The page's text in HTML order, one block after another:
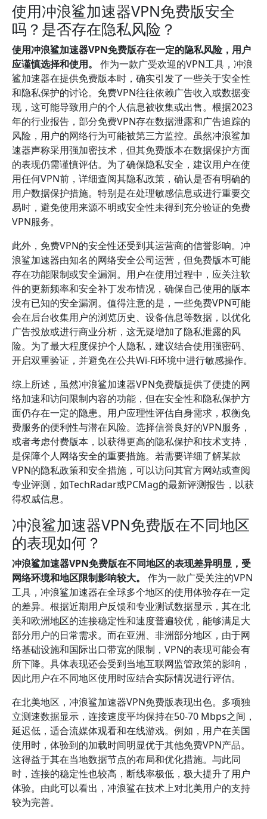
使用冲浪鲨加速器VPN免费版安全
吗？是否存在隐私风险？
使用冲浪鲨加速器VPN免费版存在一定的隐私风险，用户
应谨慎选择和使用。
作为一款广受欢迎的VPN工具，冲浪
鲨加速器在提供免费版本时，确实引发了一些关于安全性
和隐私保护的讨论。免费VPN往往依赖广告收入或数据变
现，这可能导致用户的个人信息被收集或出售。根据2023
年的行业报告，部分免费VPN存在数据泄露和广告追踪的
风险，用户的网络行为可能被第三方监控。虽然冲浪鲨加
速器声称采用强加密技术，但其免费版本在数据保护方面
的表现仍需谨慎评估。为了确保隐私安全，建议用户在使
用任何VPN前，详细查阅其隐私政策，确认是否有明确的
用户数据保护措施。特别是在处理敏感信息或进行重要交
易时，避免使用来源不明或安全性未得到充分验证的免费
VPN服务。
此外，免费VPN的安全性还受到其运营商的信誉影响。冲
浪鲨加速器由知名的网络安全公司运营，但免费版本可能
存在功能限制或安全漏洞。用户在使用过程中，应关注软
件的更新频率和安全补丁发布情况，确保自己使用的版本
没有已知的安全漏洞。值得注意的是，一些免费VPN可能
会在后台收集用户的浏览历史、设备信息等数据，以优化
广告投放或进行商业分析，这无疑增加了隐私泄露的风
险。为了最大程度保护个人隐私，建议结合使用强密码、
开启双重验证，并避免在公共Wi-Fi环境中进行敏感操作。
综上所述，虽然冲浪鲨加速器VPN免费版提供了便捷的网
络加速和访问限制内容的功能，但在安全性和隐私保护方
面仍存在一定的隐患。用户应理性评估自身需求，权衡免
费服务的便利性与潜在风险。选择信誉良好的VPN服务，
或者考虑付费版本，以获得更高的隐私保护和技术支持，
是保障个人网络安全的重要措施。若需要详细了解某款
VPN的隐私政策和安全措施，可以访问其官方网站或查阅
专业评测，如TechRadar或PCMag的最新评测报告，以获
得权威信息。
冲浪鲨加速器VPN免费版在不同地区
的表现如何？
冲浪鲨加速器VPN免费版在不同地区的表现差异明显，受
网络环境和地区限制影响较大。
作为一款广受关注的VPN
工具，冲浪鲨加速器在全球多个地区的使用体验存在一定
的差异。根据近期用户反馈和专业测试数据显示，其在北
美和欧洲地区的连接稳定性和速度普遍较优，能够满足大
部分用户的日常需求。而在亚洲、非洲部分地区，由于网
络基础设施和国际出口带宽的限制，VPN的表现可能会有
所下降。具体表现还会受到当地互联网监管政策的影响，
因此用户在不同地区使用时应结合实际情况进行评估。
在北美地区，冲浪鲨加速器VPN免费版表现出色。多项独
立测速数据显示，连接速度平均保持在50-70 Mbps之间，
延迟低，适合流媒体观看和在线游戏。例如，用户在美国
使用时，体验到的加载时间明显优于其他免费VPN产品。
这得益于其在当地数据节点的布局和优化措施。与此同
时，连接的稳定性也较高，断线率极低，极大提升了用户
体验。由此可以看出，冲浪鲨在技术上对北美用户的支持
较为完善。